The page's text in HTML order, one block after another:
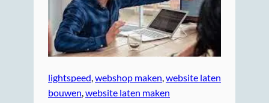
lightspeed, webshop maken, website laten
bouwen, website laten maken